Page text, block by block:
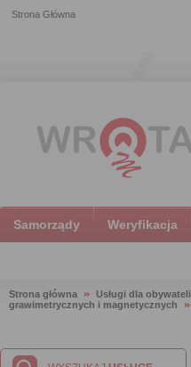
Strona Główna
Samorządy Weryfikacja
Strona główna Usługi dla obywateli
grawimetrycznych i magnetycznych